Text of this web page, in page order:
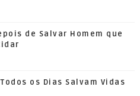
de Salvar Homem que
os Dias Salvam Vidas